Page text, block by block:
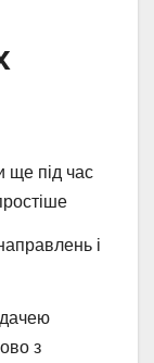
ще під час
і
з